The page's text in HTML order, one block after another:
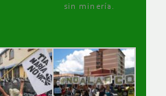
sin minería.